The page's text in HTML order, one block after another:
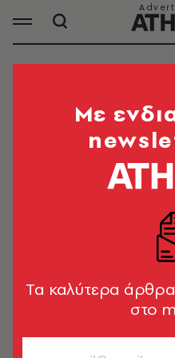
ΚΑΝΑΔΑΣ
ΟΛΑ ΤΑ ΑΡΘΡΑ
ΚΟΣΜΟΣ
μόλις
δίχτυα
Mε
Tα καλύτερα
στο